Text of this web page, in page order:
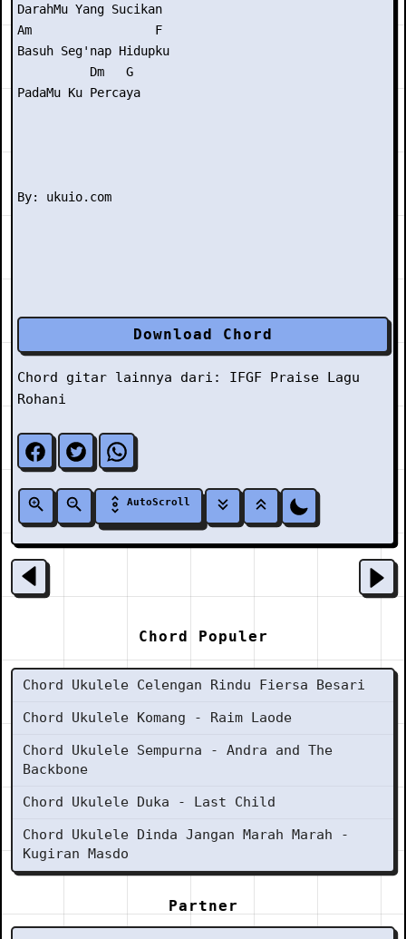
DarahMu Yang Sucikan
Am                 F
Basuh Seg'nap Hidupku
          Dm   G
PadaMu Ku Percaya
Download Chord
Chord gitar lainnya dari: IFGF Praise Lagu
Rohani
AutoScroll
Chord Populer
Chord Ukulele Celengan Rindu Fiersa Besari
Chord Ukulele Komang - Raim Laode
Chord Ukulele Sempurna - Andra and The
Backbone
Chord Ukulele Duka - Last Child
Chord Ukulele Dinda Jangan Marah Marah -
Kugiran Masdo
Partner